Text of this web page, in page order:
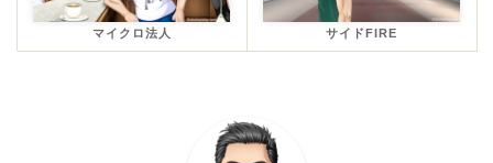
マイクロ法人 サイドFIRE